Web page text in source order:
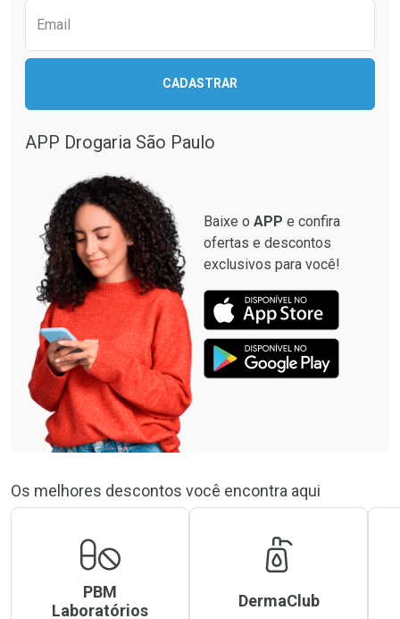
Email
CADASTRAR
APP Drogaria São Paulo
Baixe o APP e confira
ofertas e descontos
exclusivos para você!
Os melhores descontos você encontra aqui
PBM
Laboratórios
DermaClub